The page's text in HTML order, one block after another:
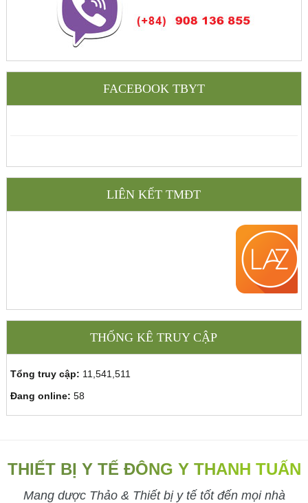
FACEBOOK TBYT
LIÊN KẾT TMĐT
THỐNG KÊ TRUY CẬP
Tổng truy cập: 11,541,511
Đang online: 58
THIẾT BỊ Y TẾ ĐÔNG Y THANH TUẤN
Mang dược Thảo & Thiết bị y tế tốt đến mọi nhà